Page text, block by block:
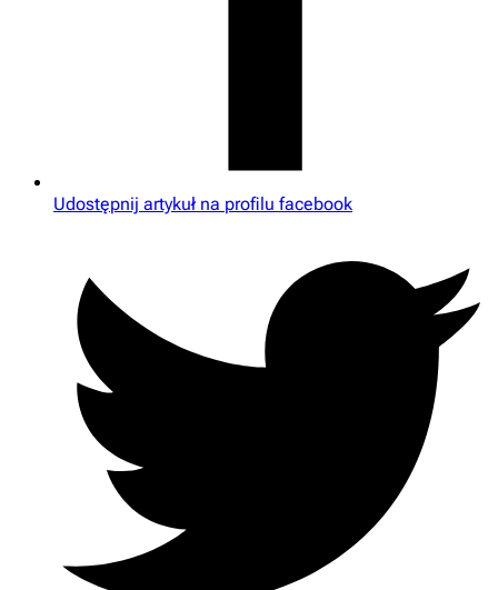
Udostępnij artykuł na profilu facebook